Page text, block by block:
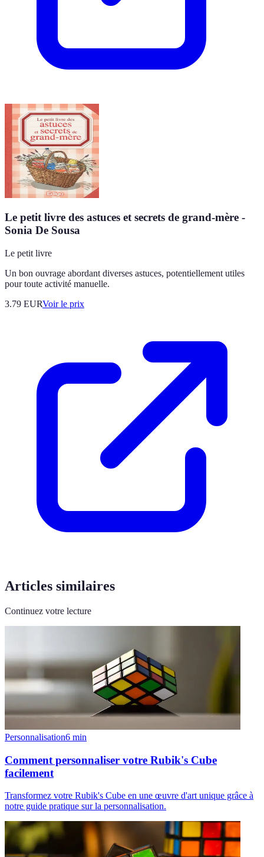
Le petit livre des astuces et secrets de grand-mère -
Sonia De Sousa
Le petit livre
Un bon ouvrage abordant diverses astuces, potentiellement utiles
pour toute activité manuelle.
3.79 EURVoir le prix
Articles similaires
Continuez votre lecture
Personnalisation6 min
Comment personnaliser votre Rubik's Cube
facilement
Transformez votre Rubik's Cube en une œuvre d'art unique grâce à
notre guide pratique sur la personnalisation.